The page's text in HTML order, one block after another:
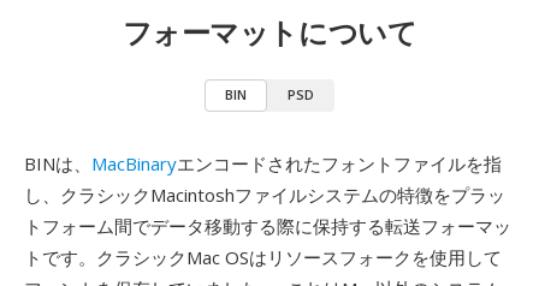
フォーマットについて
BIN PSD
BINは、 MacBinaryエンコードされたフォントファイルを指
し、クラシックMacintoshファイルシステムの特徴をプラッ
トフォーム間でデータ移動する際に保持する転送フォーマッ
トです。クラシックMac OSはリソースフォークを使用して